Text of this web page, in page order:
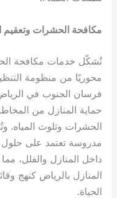
مكافحة الحشرات وتعقيم
تُشكّل خدمات مكافحة
محوريًا من منظومة
فرسان الجنوب في
حماية المنازل من
الحشرات وتلوث المياه.
مدروسة تعتمد على
داخل المنازل والفلل،
المنازل بالرياض كنهج
الحياة.